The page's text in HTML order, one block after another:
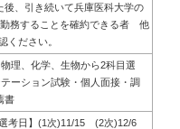
後、引き続いて兵庫医科大学の
務することを確約できる者 他
ください。
理、化学、生物から2科目選
ーション試験・個人面接・調
書
選考日】(1次)11/15 (2次)12/6